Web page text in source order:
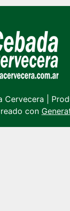
|
con